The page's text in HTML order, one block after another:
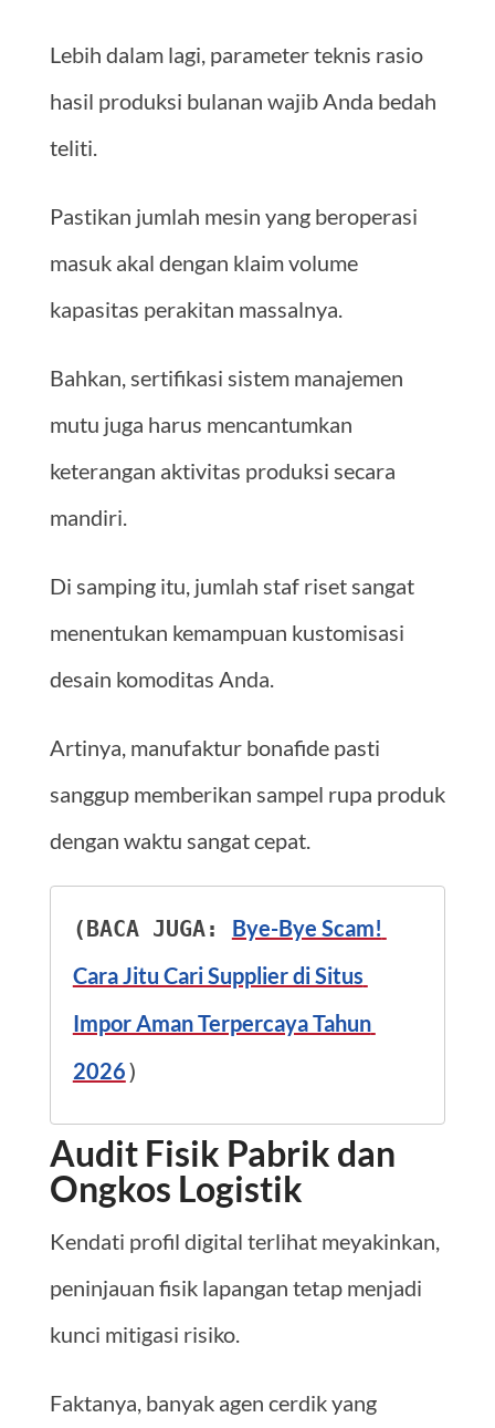
Lebih dalam lagi, parameter teknis rasio
hasil produksi bulanan wajib Anda bedah
teliti.
Pastikan jumlah mesin yang beroperasi
masuk akal dengan klaim volume
kapasitas perakitan massalnya.
Bahkan, sertifikasi sistem manajemen
mutu juga harus mencantumkan
keterangan aktivitas produksi secara
mandiri.
Di samping itu, jumlah staf riset sangat
menentukan kemampuan kustomisasi
desain komoditas Anda.
Artinya, manufaktur bonafide pasti
sanggup memberikan sampel rupa produk
dengan waktu sangat cepat.
(BACA JUGA: Bye-Bye Scam!
Cara Jitu Cari Supplier di Situs
Impor Aman Terpercaya Tahun
2026)
Audit Fisik Pabrik dan
Ongkos Logistik
Kendati profil digital terlihat meyakinkan,
peninjauan fisik lapangan tetap menjadi
kunci mitigasi risiko.
Faktanya, banyak agen cerdik yang